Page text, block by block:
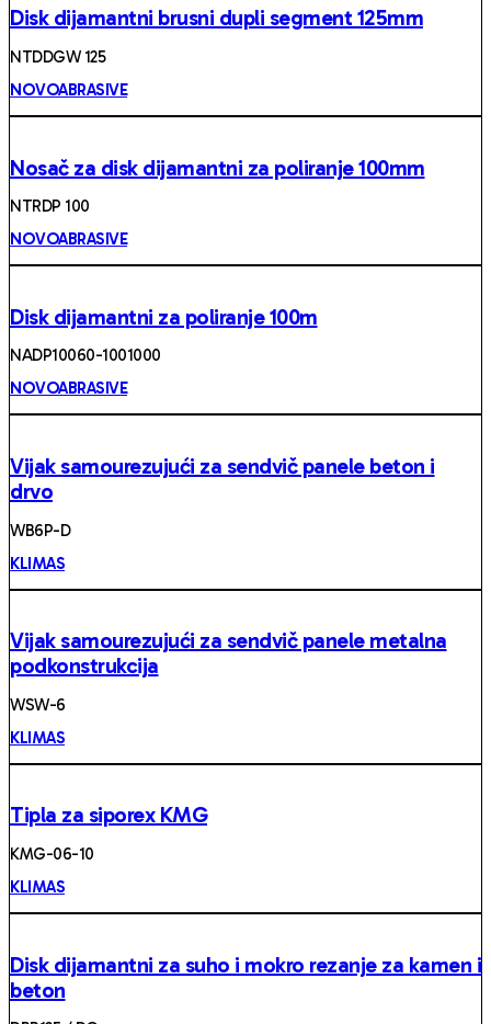
Disk dijamantni brusni dupli segment 125mm
NTDDGW 125
NOVOABRASIVE
Nosač za disk dijamantni za poliranje 100mm
NTRDP 100
NOVOABRASIVE
Disk dijamantni za poliranje 100m
NADP10060-1001000
NOVOABRASIVE
Vijak samourezujući za sendvič panele beton i
drvo
WB6P-D
KLIMAS
Vijak samourezujući za sendvič panele metalna
podkonstrukcija
WSW-6
KLIMAS
Tipla za siporex KMG
KMG-06-10
KLIMAS
Disk dijamantni za suho i mokro rezanje za kamen i
beton